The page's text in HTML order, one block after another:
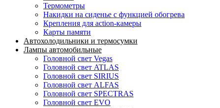
Термометры
Накидки на сиденье с функцией обогрева
Крепления для action-камеры
Карты памяти
Автохолодильники и термосумки
Лампы автомобильные
Головной свет Vegas
Головной свет ATLAS
Головной свет SIRIUS
Головной свет ALFAS
Головной свет SPECTRAS
Головной свет EVO